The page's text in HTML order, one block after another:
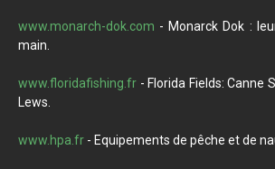
www.monarch-dok.com - Monarck Dok :
main.
www.floridafishing.fr - Florida Fields: Canne
Lews.
www.hpa.fr - Equipements de pêche et de